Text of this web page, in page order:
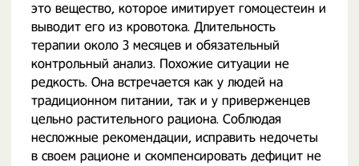
это вещество, которое имитирует гомоцестеин и
выводит его из кровотока. Длительность
терапии около 3 месяцев и обязательный
контрольный анализ. Похожие ситуации не
редкость. Она встречается как у людей на
традиционном питании, так и у приверженцев
цельно растительного рациона. Соблюдая
несложные рекомендации, исправить недочеты
в своем рационе и скомпенсировать дефицит не